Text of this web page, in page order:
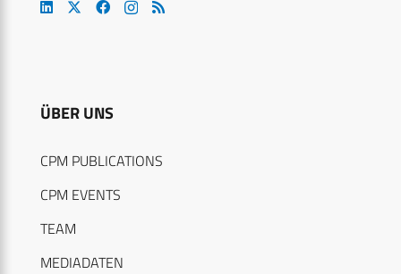
ÜBER UNS
CPM PUBLICATIONS
CPM EVENTS
TEAM
MEDIADATEN